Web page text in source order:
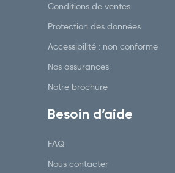
Conditions de ventes
Protection des données
Accessibilité : non conforme
Nos assurances
Notre brochure
Besoin d’aide
FAQ
Nous contacter